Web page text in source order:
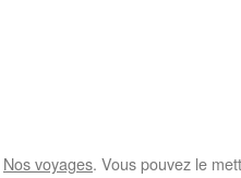
Nos voyages. Vous pouvez le